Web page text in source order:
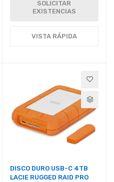
SOLICITAR
EXISTENCIAS
VISTA RÁPIDA
DISCO DURO USB-C 4TB
LACIE RUGGED RAID PRO